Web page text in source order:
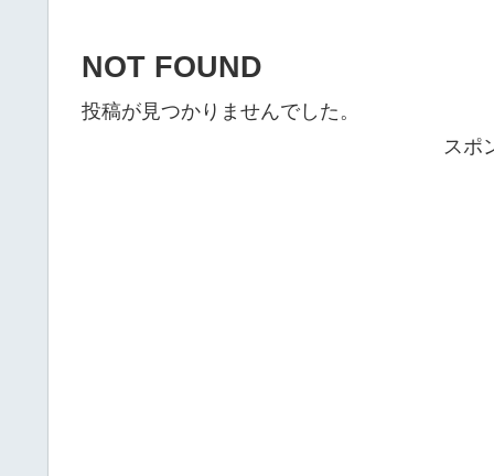
NOT FOUND
投稿が見つかりませんでした。
スポ